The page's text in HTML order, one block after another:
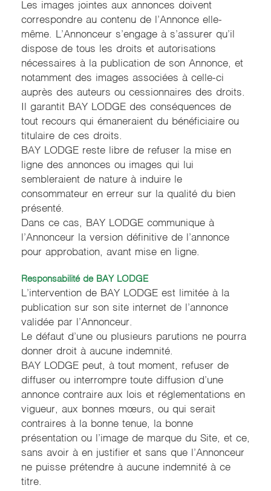
Les images jointes aux annonces doivent
correspondre au contenu de l’Annonce elle-
même. L’Annonceur s’engage à s’assurer qu’il
dispose de tous les droits et autorisations
nécessaires à la publication de son Annonce, et
notamment des images associées à celle-ci
auprès des auteurs ou cessionnaires des droits.
Il garantit BAY LODGE des conséquences de
tout recours qui émaneraient du bénéficiaire ou
titulaire de ces droits.
BAY LODGE reste libre de refuser la mise en
ligne des annonces ou images qui lui
sembleraient de nature à induire le
consommateur en erreur sur la qualité du bien
présenté.
Dans ce cas, BAY LODGE communique à
l’Annonceur la version définitive de l’annonce
pour approbation, avant mise en ligne.
Responsabilité de BAY LODGE
L’intervention de BAY LODGE est limitée à la
publication sur son site internet de l’annonce
validée par l’Annonceur.
Le défaut d’une ou plusieurs parutions ne pourra
donner droit à aucune indemnité.
BAY LODGE peut, à tout moment, refuser de
diffuser ou interrompre toute diffusion d’une
annonce contraire aux lois et réglementations en
vigueur, aux bonnes mœurs, ou qui serait
contraires à la bonne tenue, la bonne
présentation ou l’image de marque du Site, et ce,
sans avoir à en justifier et sans que l’Annonceur
ne puisse prétendre à aucune indemnité à ce
titre.